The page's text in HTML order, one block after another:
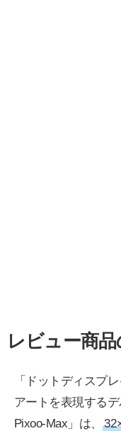
レビュー商
「ドットディスプ
アートを表現する
Pixoo-Max」は、